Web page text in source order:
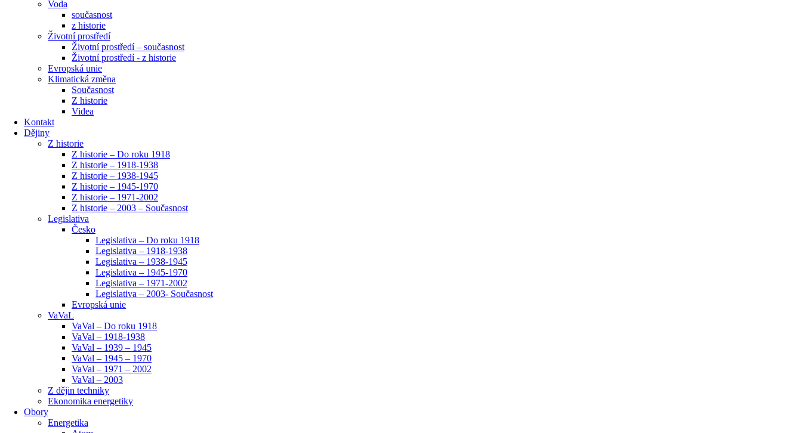
Voda
současnost
z historie
Životní prostředí
Životní prostředí – současnost
Životní prostředí ​- z historie
Evropská unie
Klimatická změna
Současnost
Z historie
Videa
Kontakt
Dějiny
Z historie
Z historie – Do roku 1918
Z historie – 1918-1938
Z historie – 1938-1945
Z historie – 1945-1970
Z historie – 1971-2002
Z historie – 2003 – Současnost
Legislativa
Česko
Legislativa – Do roku 1918
Legislativa – 1918-1938
Legislativa – 1938-1945
Legislativa – 1945-1970
Legislativa – 1971-2002
Legislativa – 2003- Současnost
Evropská unie
VaVaL
VaVal – Do roku 1918
VaVal – 1918-1938
VaVal – 1939 – 1945
VaVal – 1945 – 1970
VaVal – 1971 – 2002
VaVal – 2003
Z dějin techniky
Ekonomika energetiky
Obory
Energetika